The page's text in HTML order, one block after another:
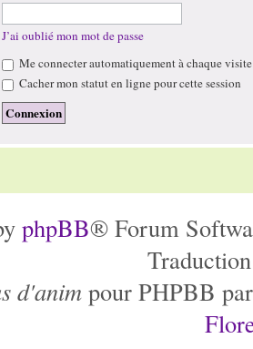
J’ai oublié mon mot de passe
Me connecter automatiquement à chaque visite
Cacher mon statut en ligne pour cette session
phpBB® Forum
d'anim pour PHPBB